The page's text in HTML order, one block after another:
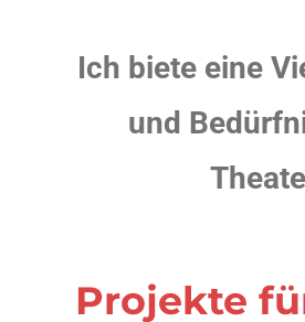
Ich biete eine
und
Projekte